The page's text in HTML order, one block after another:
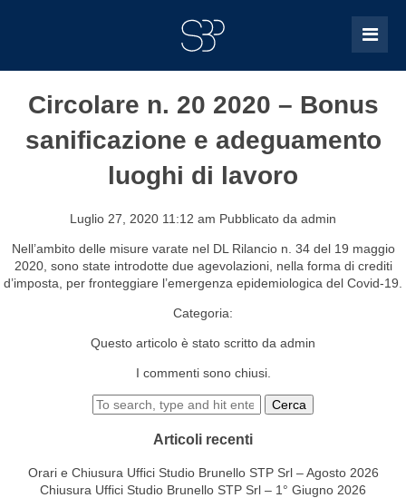
Circolare n. 20 2020 – Bonus
sanificazione e adeguamento
luoghi di lavoro
Luglio 27, 2020 11:12 am Pubblicato da admin
Nell’ambito delle misure varate nel DL Rilancio n. 34 del 19 maggio
2020, sono state introdotte due agevolazioni, nella forma di crediti
d’imposta, per fronteggiare l’emergenza epidemiologica del Covid-19.
Categoria:
Questo articolo è stato scritto da admin
I commenti sono chiusi.
Cerca
Articoli recenti
Orari e Chiusura Uffici Studio Brunello STP Srl – Agosto 2026
Chiusura Uffici Studio Brunello STP Srl – 1° Giugno 2026